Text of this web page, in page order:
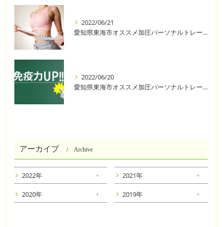
2022/06/21
愛知県東海市オススメ加圧パーソナルトレーニングジム One❣️
2022/06/20
愛知県東海市オススメ加圧パーソナルトレーニングジム One❣️
アーカイブ Archive
2022年 2021年
2020年 2019年